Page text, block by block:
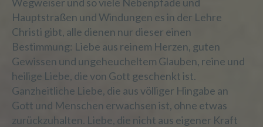
Hauptstraßen und Windungen es in der Lehre
Christi gibt, alle dienen nur dieser einen
Bestimmung: Liebe aus reinem Herzen, guten
Gewissen und ungeheucheltem Glauben, reine und
heilige Liebe, die von Gott geschenkt ist.
Ganzheitliche Liebe, die aus völliger Hingabe an
Gott und Menschen erwachsen ist, ohne etwas
zurückzuhalten. Liebe, die nicht aus eigener Kraft
Person freiwillig für den bestimmten Fall in
informierter Weise und unmissverständlich
abgegebene Willensbekundung in Form
einer Erklärung oder einer sonstigen
eindeutigen bestätigenden Handlung, mit
der die betroffene Person zu verstehen
gibt, dass sie mit der Verarbeitung der sie
betreffenden personenbezogenen Daten
einverstanden ist.